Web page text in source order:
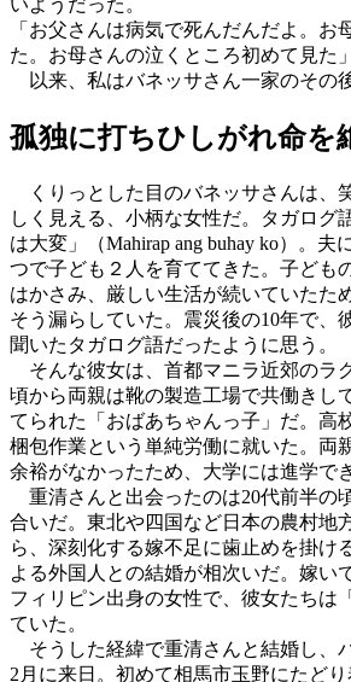
いようだった。
「お父さんは病気で死んだんだよ。お
た。お母さんの泣くところ初めて見た」
以来、私はバネッサさん一家のその
孤独に打ちひしがれ命を
くりっとした目のバネッサさんは、
しく見える、小柄な女性だ。タガログ
は大変」（Mahirap ang buhay ko）。夫
つで子ども２人を育ててきた。子ども
はかさみ、厳しい生活が続いていたた
そう漏らしていた。震災後の10年で、
聞いたタガログ語だったように思う。
そんな彼女は、首都マニラ近郊のラ
頃から両親は靴の製造工場で共働きし
てられた「おばあちゃんっ子」だ。高
梱包作業という単純労働に就いた。両
余裕がなかったため、大学には進学で
重清さんと出会ったのは20代前半の
合いだ。東北や四国など日本の農村地
ら、深刻化する嫁不足に歯止めを掛け
よる外国人との結婚が相次いだ。嫁い
フィリピン出身の女性で、彼女たちは
ていた。
そうした経緯で重清さんと結婚し、
2月に来日。初めて相馬市玉野にたどり